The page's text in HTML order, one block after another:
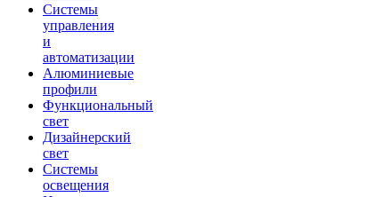
Системы
управления
и
автоматизации
Алюминиевые
профили
Функциональный
свет
Дизайнерский
свет
Системы
освещения